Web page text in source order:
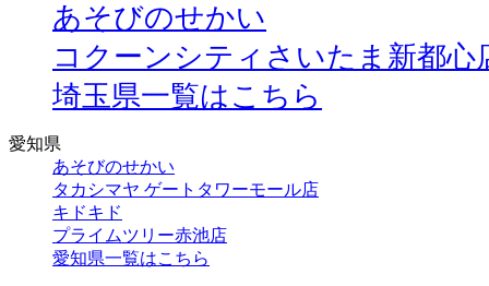
あそびのせかい
コクーンシティさいたま新都心
埼玉県一覧はこちら
愛知県
あそびのせかい
タカシマヤ ゲートタワーモール店
キドキド
プライムツリー赤池店
愛知県一覧はこちら